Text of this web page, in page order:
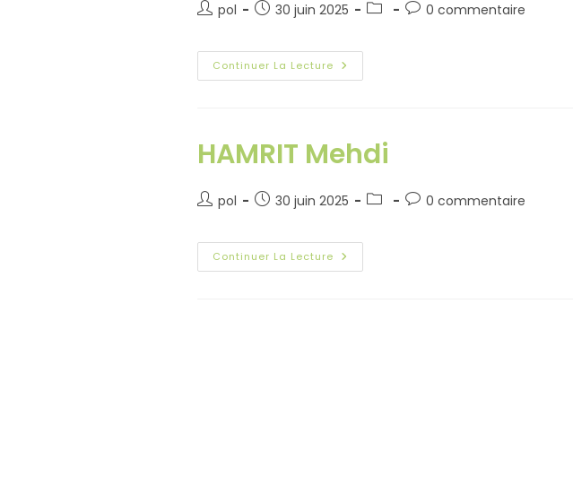
pol 30 juin 2025 0 commentaire
Continuer La Lecture
HAMRIT Mehdi
pol 30 juin 2025 0 commentaire
Continuer La Lecture